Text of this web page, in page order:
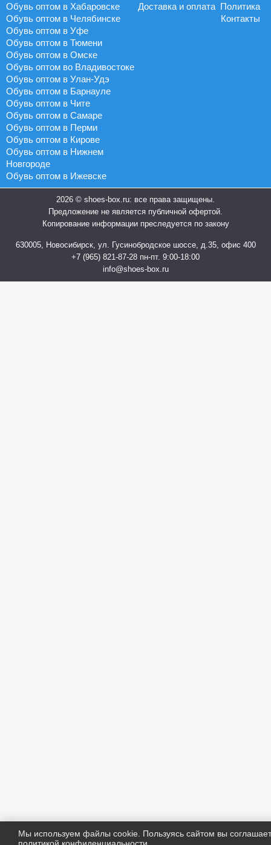
Обувь оптом в Хабаровске
Обувь оптом в Челябинске
Обувь оптом в Уфе
Обувь оптом в Тюмени
Обувь оптом в Омске
Обувь оптом во Владивостоке
Обувь оптом в Улан-Удэ
Обувь оптом в Барнауле
Обувь оптом в Чите
Обувь оптом в Самаре
Обувь оптом в Перми
Обувь оптом в Кирове
Обувь оптом в Нижнем
Новгороде
Обувь оптом в Ижевске
Политика
Доставка и оплата
Контакты
2026 © shoes-box.ru: все права защищены.
Предложение не является публичной офертой.
Копирование информации преследуется по закону
630005, Новосибирск, ул. Гусинобродское шоссе, д.35, офис 400
+7 (965) 821-87-28 пн-пт. 9:00-18:00
info@shoes-box.ru
Мы используем файлы cookie. Пользуясь сайтом вы